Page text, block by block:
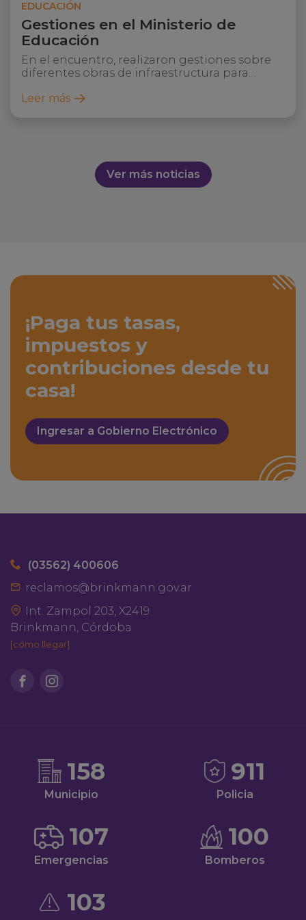
EDUCACIÓN
Gestiones en el Ministerio de
Educación
En el encuentro, realizaron gestiones sobre
diferentes obras de infraestructura para
"Habitar La Escuela".
Leer más
Ver más noticias
¡Paga tus tasas,
impuestos y
contribuciones desde tu
casa!
Ingresar a Gobierno Electrónico
(03562) 400606
reclamos@brinkmann.gov.ar
Int. Zampol 203, X2419
Brinkmann, Córdoba
[cómo llegar]
158
Municipio
911
Policia
107
Emergencias
100
Bomberos
103